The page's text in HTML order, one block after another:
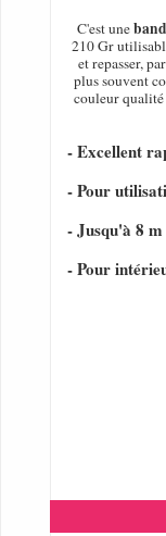
C'est une
210 Gr
et repasser,
plus souvent
couleur
- Excellent
- Pour
- Jusqu'à 8
- Pour